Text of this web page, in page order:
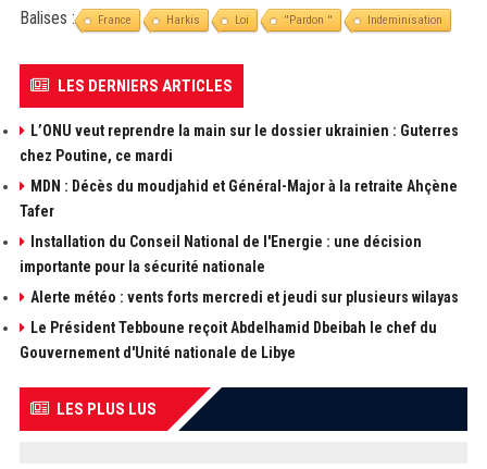
Balises : France Harkis Loi ''Pardon '' Indeminisation
LES DERNIERS ARTICLES
L’ONU veut reprendre la main sur le dossier ukrainien : Guterres
chez Poutine, ce mardi
MDN : Décès du moudjahid et Général-Major à la retraite Ahçène
Tafer
Installation du Conseil National de l'Energie : une décision
importante pour la sécurité nationale
Alerte météo : vents forts mercredi et jeudi sur plusieurs wilayas
Le Président Tebboune reçoit Abdelhamid Dbeibah le chef du
Gouvernement d'Unité nationale de Libye
LES PLUS LUS